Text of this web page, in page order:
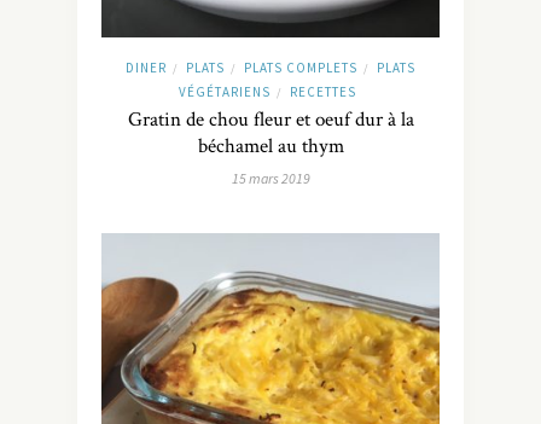
DINER / PLATS / PLATS COMPLETS /
PLATS
VÉGÉTARIENS / RECETTES
Gratin de chou fleur et oeuf dur à la
béchamel au thym
15 mars 2019